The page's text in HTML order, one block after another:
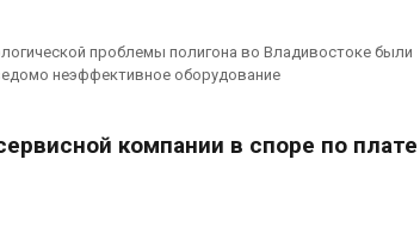
проблемы полигона во Владивостоке были
неэффективное оборудование
компании в споре по плате